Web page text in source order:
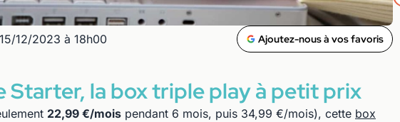
12/2023 à 18h00 Ajoutez-nous à vos favoris
Starter, la box triple play à petit prix
22,99 €/mois pendant 6 mois, puis 34,99 €/mois), cette box